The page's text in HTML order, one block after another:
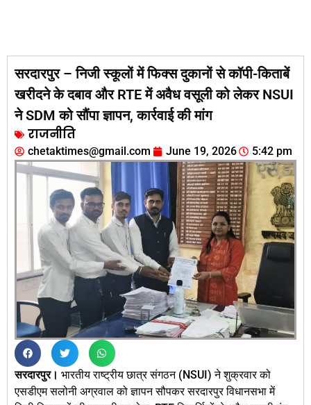
सरदारपुर – निजी स्कूलों में फिक्स दुकानों से कॉपी-किताबें
खरीदने के दबाव और RTE में अवैध वसूली को लेकर NSUI
ने SDM को सौंपा ज्ञापन, कार्रवाई की मांग
राजनीति
chetaktimes@gmail.com June 19, 2026 5:42 pm
सरदारपुर। भारतीय राष्ट्रीय छात्र संगठन (NSUI) ने शुक्रवार को
एसडीएम सलोनी अग्रवाल को ज्ञापन सौपकर सरदारपुर विधानसभा में